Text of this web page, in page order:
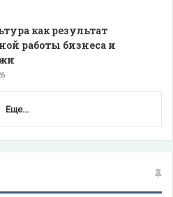
как результат
работы бизнеса и
Еще...